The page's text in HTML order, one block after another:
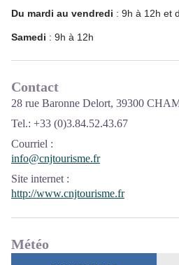
Du mardi au vendredi : 9h à 12h et
Samedi : 9h à 12h
Contact
28 rue Baronne Delort, 39300
Tel.: +33 (0)3.84.52.43.67
Courriel :
info@cnjtourisme.fr
Site internet:
http://www.cnjtourisme.fr
Météo